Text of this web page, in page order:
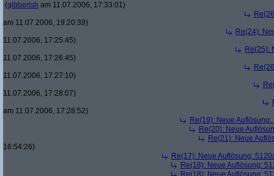
(gibberish am 11.07.2006, 17:33:01)
am 11.07.2006, 19:20:39)
Re(24):
11.07.2006, 17:25:45)
Re(25):
11.07.2006, 17:26:45)
11.07.2006, 17:27:10)
11.07.2006, 17:28:07)
am 11.07.2006, 17:28:52)
Re(19): Neue
Re(20): Neue
Re(21): Neue
16:54:26)
Re(17): Neue Auflösung:
Re(18): Neue Auflösung:
Re(18): Neue Auflösung: